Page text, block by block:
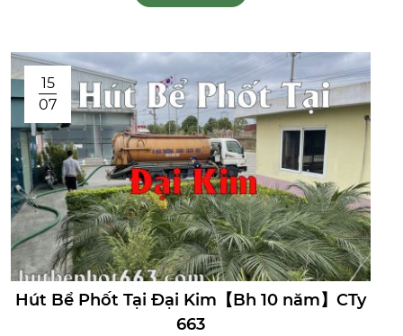
15
07
Hút Bể Phốt Tại Đại Kim【Bh 10 năm】CTy
663